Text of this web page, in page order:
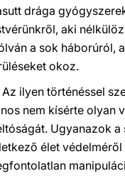
drága
aki
a sok háborúról,
okoz.
Az ilyen történéssel
nem kísérte olyan
Ugyanazok
élet